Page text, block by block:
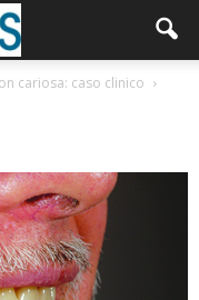
cariosa: caso clinico